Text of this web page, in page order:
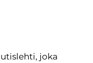
joka